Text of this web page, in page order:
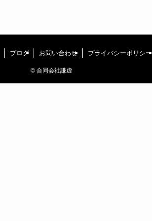
ブログ お問い合わせ プライバシーポリシー
© 合同会社謙虚